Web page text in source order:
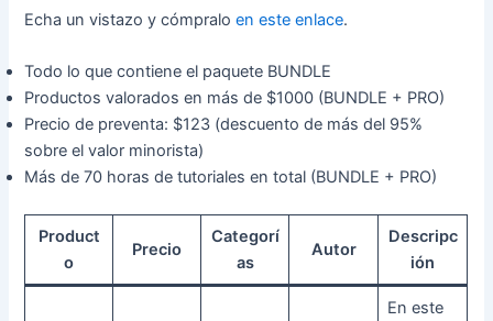
Echa un vistazo y cómpraloen este enlace.
Todo lo que contiene el paquete BUNDLE
Productos valorados en más de $1000 (BUNDLE + PRO)
Precio de preventa: $123 (descuento de más del 95%
sobre el valor minorista)
Más de 70 horas de tutoriales en total (BUNDLE + PRO)
Product
o
Precio
Categorí
as
Autor
Descripc
ión
En este